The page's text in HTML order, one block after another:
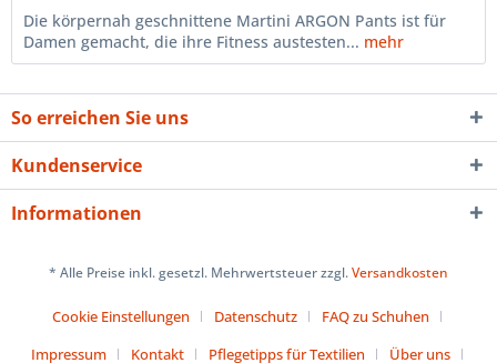
Die körpernah geschnittene Martini ARGON Pants ist für
Damen gemacht, die ihre Fitness austesten... mehr
So erreichen Sie uns
Kundenservice
Informationen
* Alle Preise inkl. gesetzl. Mehrwertsteuer zzgl.Versandkosten
Cookie Einstellungen Datenschutz
FAQ zu Schuhen
Impressum
Kontakt Pflegetipps für Textilien Über uns